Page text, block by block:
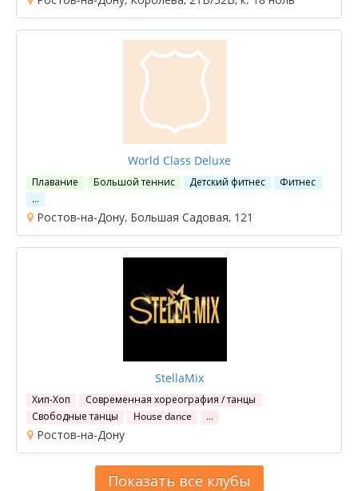
World Class Deluxe
Плавание Большой теннис Детский фитнес
Фитнес
…
Ростов-на-Дону, Большая Садовая, 121
StellaMix
Хип-Хоп
Современная хореография / танцы
Свободные танцы
House dance …
Ростов-на-Дону
Показать все клубы